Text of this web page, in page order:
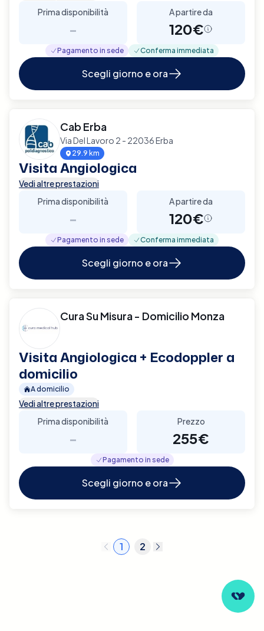
Prima disponibilità
-
A partire da
120€
Pagamento in sede Conferma immediata
Scegli giorno e ora
Cab Erba
Via Del Lavoro 2 - 22036 Erba
29.9 km
Visita Angiologica
Vedi altre prestazioni
Prima disponibilità
-
A partire da
120€
Pagamento in sede Conferma immediata
Scegli giorno e ora
Cura Su Misura - Domicilio Monza
Visita Angiologica + Ecodoppler a
domicilio
A domicilio
Vedi altre prestazioni
Prima disponibilità
-
Prezzo
255€
Pagamento in sede
Scegli giorno e ora
1 2